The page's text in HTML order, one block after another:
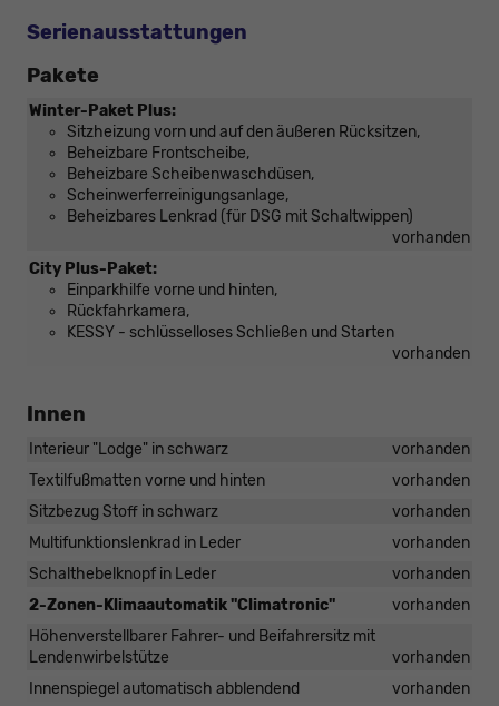
Serienausstattungen
Pakete
Winter-Paket Plus:
Sitzheizung vorn und auf den äußeren Rücksitzen,
Beheizbare Frontscheibe,
Beheizbare Scheibenwaschdüsen,
Scheinwerferreinigungsanlage,
Beheizbares Lenkrad (für DSG mit Schaltwippen)
vorhanden
City Plus-Paket:
Einparkhilfe vorne und hinten,
Rückfahrkamera,
KESSY - schlüsselloses Schließen und Starten
vorhanden
Innen
Interieur "Lodge" in schwarz
vorhanden
Textilfußmatten vorne und hinten
vorhanden
Sitzbezug Stoff in schwarz
vorhanden
Multifunktionslenkrad in Leder
vorhanden
Schalthebelknopf in Leder
vorhanden
2-Zonen-Klimaautomatik "Climatronic"
vorhanden
Höhenverstellbarer Fahrer- und Beifahrersitz mit
Lendenwirbelstütze
vorhanden
Innenspiegel automatisch abblendend
vorhanden